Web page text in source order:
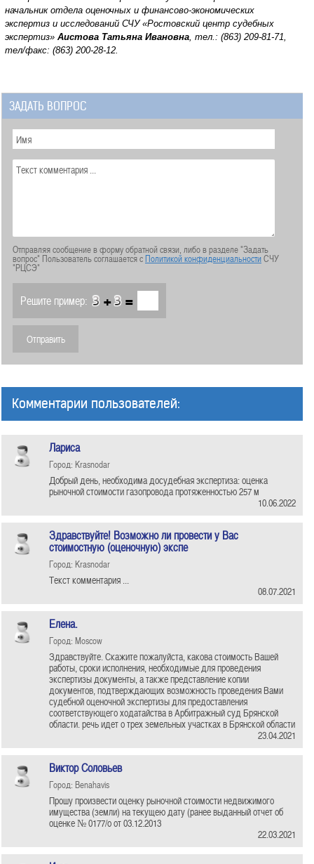
начальник отдела оценочных и финансово-экономических
экспертиз и исследований СЧУ «Ростовский центр судебных
экспертиз» Аистова Татьяна Ивановна, тел.: (863) 209-81-71,
тел/факс: (863) 200-28-12.
ЗАДАТЬ ВОПРОС
Отправляя сообщение в форму обратной связи, либо в разделе "Задать
вопрос" Пользователь соглашается сПолитикой конфиденциальностиСЧУ
"РЦСЭ"
Решите пример: + =
Комментарии пользователей:
Лариса
Город: Krasnodar
Добрый день, необходима досудебная экспертиза: оценка
рыночной стоимости газопровода протяженностью 257 м
10.06.2022
Здравствуйте! Возможно ли провести у Вас
стоимостную (оценочную) экспе
Город: Krasnodar
Текст комментария ...
08.07.2021
Елена.
Город: Moscow
Здравствуйте. Скажите пожалуйста, какова стоимость Вашей
работы, сроки исполнения, необходимые для проведения
экспертизы документы, а также представление копии
документов, подтверждающих возможность проведения Вами
судебной оценочной экспертизы для предоставления
соответствующего ходатайства в Арбитражный суд Брянской
области. речь идет о трех земельных участках в Брянской области
23.04.2021
Виктор Соловьев
Город: Benahavis
Прошу произвести оценку рыночной стоимости недвижимого
имущества (земли) на текущею дату (ранее выданный отчет об
оценке № 0177/о от 03.12.2013
22.03.2021